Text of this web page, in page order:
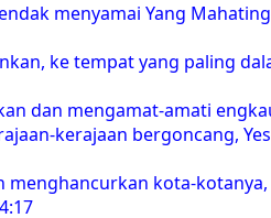
menyamai Yang
ke tempat yang paling
dan mengamat-amati
kerajaan bergoncang,
kota-